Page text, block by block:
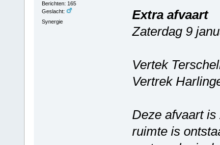
Berichten: 165
Geslacht:
Synergie
Extra afvaart
Zaterdag 9
Vertek
Vertrek
Deze afvaart
ruimte is